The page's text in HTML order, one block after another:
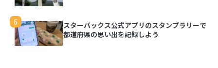
6
スターバックス公式アプリのスタンプラリーで
都道府県の思い出を記録しよう